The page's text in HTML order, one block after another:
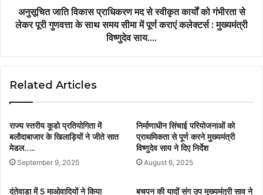
अनुसूचित जाति विकास प्राधिकरण मद से स्वीकृत कार्यों को गंभीरता से
लेकर पूरी गुणवत्ता के साथ समय सीमा में पूर्ण कराएं कलेक्टर्स : मुख्यमंत्री
विष्णुदेव साय….
Related Articles
राज्य स्तरीय कूडो प्रतियोगिता में
बलौदाबाजार के खिलाड़ियों ने जीते सात
मेडल…..
September 9, 2025
निर्माणाधीन सिंचाई परियोजनाओं को
प्राथमिकता से पूर्ण करने मुख्यमंत्री
विष्णुदेव साय ने दिए निर्देश
August 6, 2025
दंतेवाड़ा में 5 माओवादियों ने किया
बचपन की यादों संग उप मुख्यमंत्री साव ने